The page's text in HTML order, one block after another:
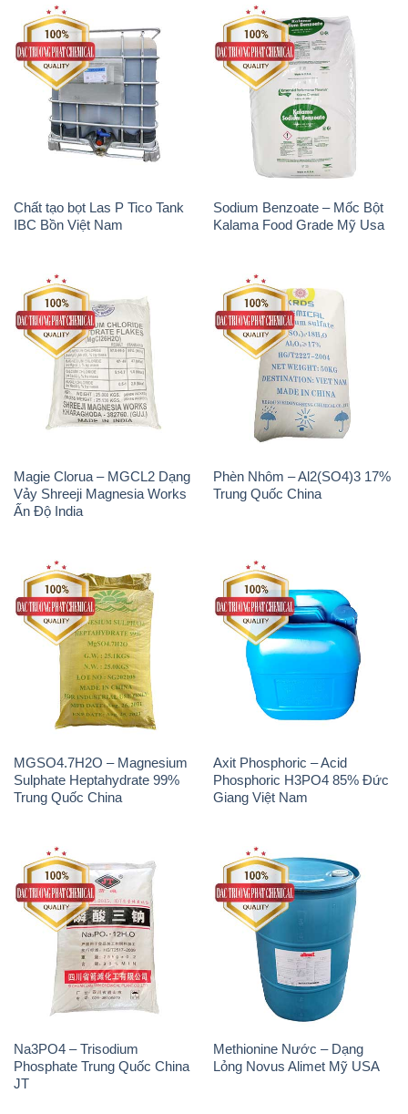
Chất tạo bọt Las P Tico Tank
IBC Bồn Việt Nam
Sodium Benzoate – Mốc Bột
Kalama Food Grade Mỹ Usa
Magie Clorua – MGCL2 Dạng
Vảy Shreeji Magnesia Works
Ấn Độ India
Phèn Nhôm – Al2(SO4)3 17%
Trung Quốc China
MGSO4.7H2O – Magnesium
Sulphate Heptahydrate 99%
Trung Quốc China
Axit Phosphoric – Acid
Phosphoric H3PO4 85% Đức
Giang Việt Nam
Na3PO4 – Trisodium
Phosphate Trung Quốc China
JT
Methionine Nước – Dạng
Lỏng Novus Alimet Mỹ USA